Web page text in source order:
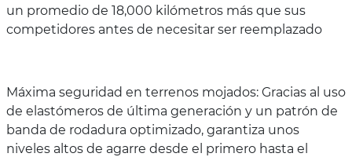
un promedio de 18,000 kilómetros más que sus
competidores antes de necesitar ser reemplazado
Máxima seguridad en terrenos mojados: Gracias al uso
de elastómeros de última generación y un patrón de
banda de rodadura optimizado, garantiza unos
niveles altos de agarre desde el primero hasta el